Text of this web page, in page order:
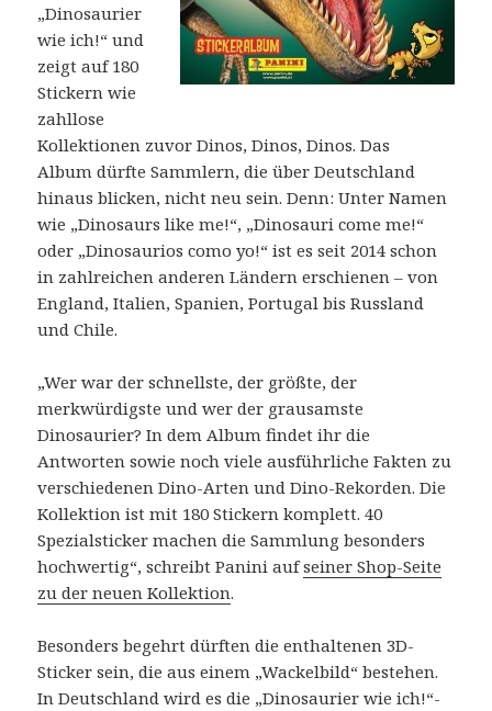
„Dinosaurier
wie ich!“ und
zeigt auf 180
Stickern wie
zahllose
Kollektionen zuvor Dinos, Dinos, Dinos. Das
Album dürfte Sammlern, die über Deutschland
hinaus blicken, nicht neu sein. Denn: Unter Namen
wie „Dinosaurs like me!“, „Dinosauri come me!“
oder „Dinosaurios como yo!“ ist es seit 2014 schon
in zahlreichen anderen Ländern erschienen – von
England, Italien, Spanien, Portugal bis Russland
und Chile.
„Wer war der schnellste, der größte, der
merkwürdigste und wer der grausamste
Dinosaurier? In dem Album findet ihr die
Antworten sowie noch viele ausführliche Fakten zu
verschiedenen Dino-Arten und Dino-Rekorden. Die
Kollektion ist mit 180 Stickern komplett. 40
Spezialsticker machen die Sammlung besonders
hochwertig“, schreibt Panini aufseiner Shop-Seite
zu der neuen Kollektion.
Besonders begehrt dürften die enthaltenen 3D-
Sticker sein, die aus einem „Wackelbild“ bestehen.
In Deutschland wird es die „Dinosaurier wie ich!“-